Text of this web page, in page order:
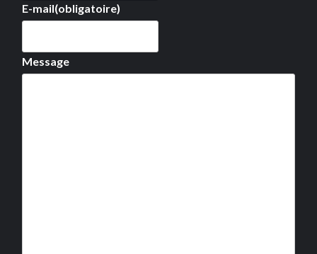
E-mail(obligatoire)
Message